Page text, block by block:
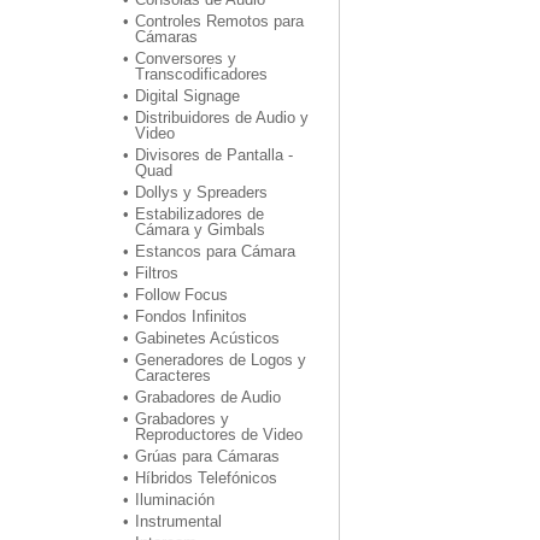
Controles Remotos para
Cámaras
Conversores y
Transcodificadores
Digital Signage
Distribuidores de Audio y
Video
Divisores de Pantalla -
Quad
Dollys y Spreaders
Estabilizadores de
Cámara y Gimbals
Estancos para Cámara
Filtros
Follow Focus
Fondos Infinitos
Gabinetes Acústicos
Generadores de Logos y
Caracteres
Grabadores de Audio
Grabadores y
Reproductores de Video
Grúas para Cámaras
Híbridos Telefónicos
Iluminación
Instrumental